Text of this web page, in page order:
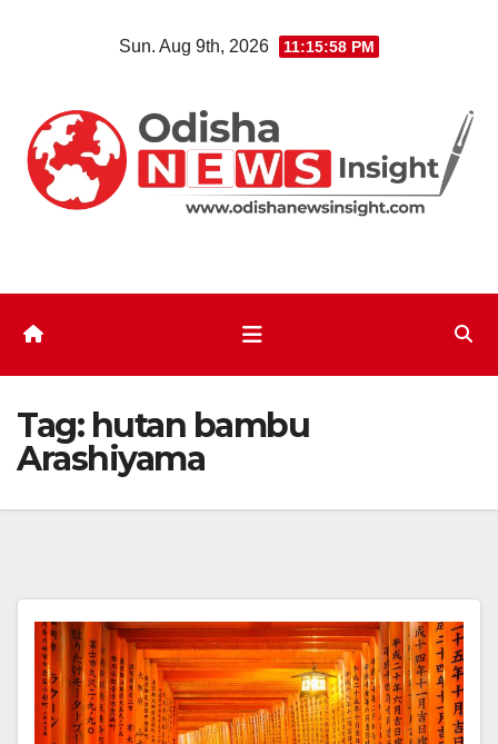
Sun. Aug 9th, 2026 11:15:59 PM
Tag: hutan bambu
Arashiyama